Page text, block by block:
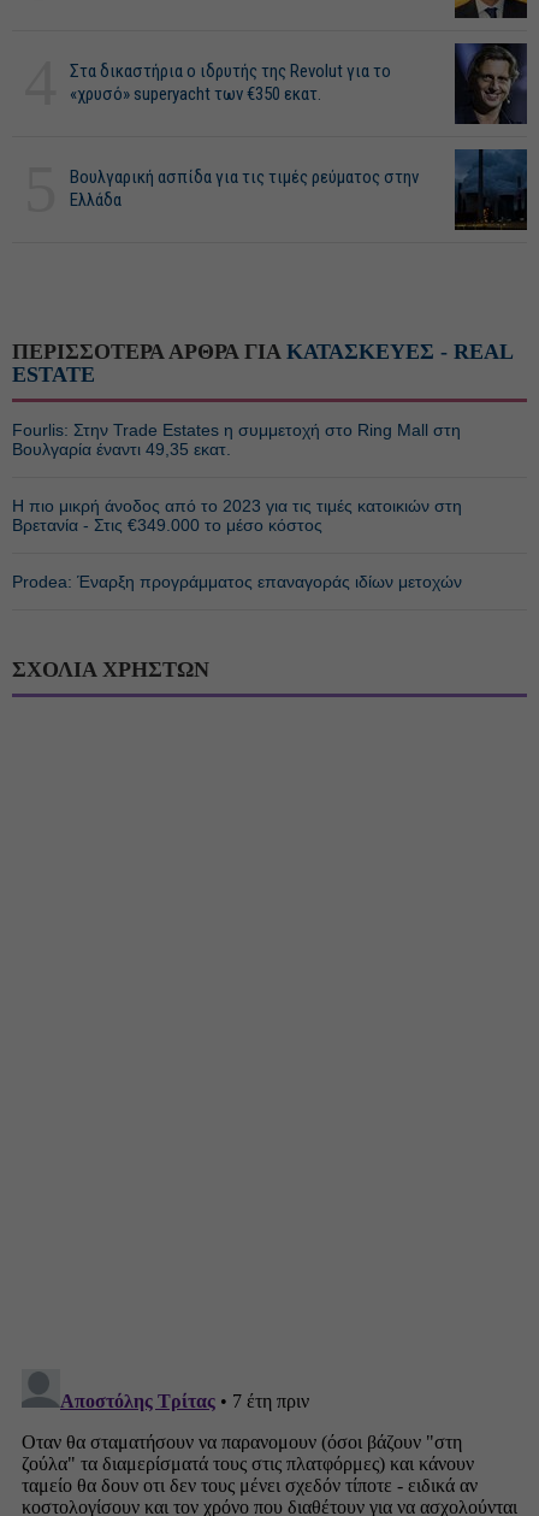
Στα δικαστήρια ο ιδρυτής της Revolut για το
«χρυσό» superyacht των €350 εκατ.
Βουλγαρική ασπίδα για τις τιμές ρεύματος στην
Ελλάδα
ΠΕΡΙΣΣΟΤΕΡΑ ΑΡΘΡΑ ΓΙΑ ΚΑΤΑΣΚΕΥΕΣ - REAL
ESTATE
Fourlis: Στην Trade Estates η συμμετοχή στο Ring Mall στη
Βουλγαρία έναντι 49,35 εκατ.
Η πιο μικρή άνοδος από το 2023 για τις τιμές κατοικιών στη
Βρετανία - Στις €349.000 το μέσο κόστος
Prodea: Έναρξη προγράμματος επαναγοράς ιδίων μετοχών
ΣΧΟΛΙΑ ΧΡΗΣΤΩΝ